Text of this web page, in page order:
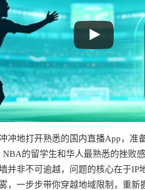
冲地打开熟悉的国内直播App，准
的留学生和华人最熟悉的挫败
并非不可逾越，问题的核心在于
一步步带你穿越地域限制，重新